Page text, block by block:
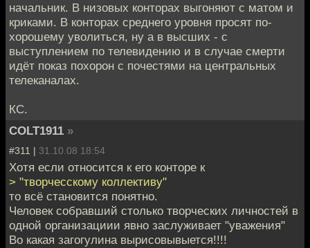
начальник. В низовых конторах выгоняют с матом и
криками. В конторах среднего уровня просят по-
хорошему уволиться, ну а в высших - с
выступлением по телевидению и в случае смерти
идёт показ похорон с почестями на центральных
телеканалах.
КС.
COLT1911 »
#311 | 31.10.08 18:54
Хотя если относится к его конторе к
> "творчесскому коллективу"
то всё становится понятно.
Человек собравший столько творческих личностей в
одной организациии явно заслуживает "уважения"
Во какая загогулина вырисовывыется!!!!